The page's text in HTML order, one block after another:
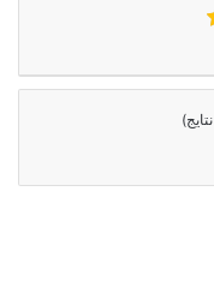
نتایج)